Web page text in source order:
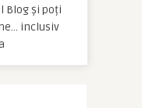
Blog și poți
inclusiv